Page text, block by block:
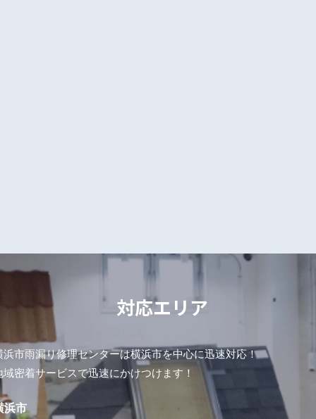
対応エリア
浜市雨漏り修理センターは横浜市を中心に迅速対応！
域密着サービスで迅速にかけつけます！
浜市